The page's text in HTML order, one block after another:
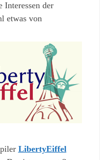
der
etwas von
LibertyEiffel